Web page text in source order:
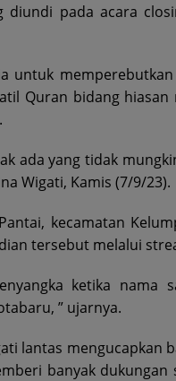
pada acara
untuk
Quran bidang
ada yang tidak
Wigati, Kamis (7/9/23).
kecamatan
tersebut melalui
ketika nama
” ujarnya.
lantas mengucapkan
banyak